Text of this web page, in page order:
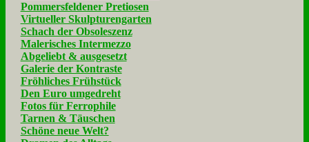
Pommersfeldener Pretiosen
Virtueller Skulpturengarten
Schach der Obsoleszenz
Malerisches Intermezzo
Abgeliebt & ausgesetzt
Galerie der Kontraste
Fröhliches Frühstück
Den Euro umgedreht
Fotos für Ferrophile
Tarnen & Täuschen
Schöne neue Welt?